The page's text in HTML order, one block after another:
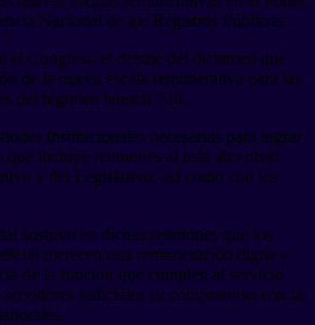
Nacional de los Registros Públicos.
el Congreso el debate del dictamen que
de la nueva escala remunerativa para las
del régimen laboral 728.
institucionales necesarias para lograr
incluye reuniones al más alto nivel
y del Legislativo, así como con los
sostuvo en dichas reuniones que los
merecen una remuneración digna y
de la función que cumplen al servicio
judiciales su compromiso con la